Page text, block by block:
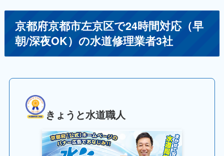
京都府京都市左京区で24時間対応（早
朝/深夜OK）の水道修理業者3社
きょうと水道職人